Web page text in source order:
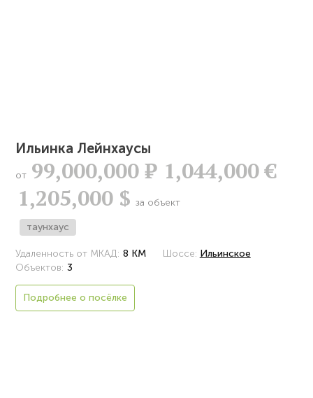
Ильинка Лейнхаусы
от 99,000,000Р 1,044,000 €
1,205,000 $ за объект
таунхаус
Удаленность от МКАД: 8 КМ Шоссе: Ильинское
Объектов: 3
Подробнее о посёлке